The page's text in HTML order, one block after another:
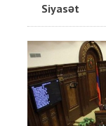
Siyasət